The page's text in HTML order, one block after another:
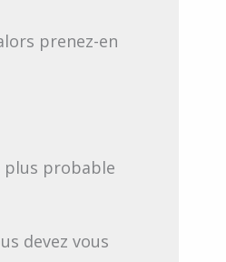
prenez-en
plus probable
devez vous